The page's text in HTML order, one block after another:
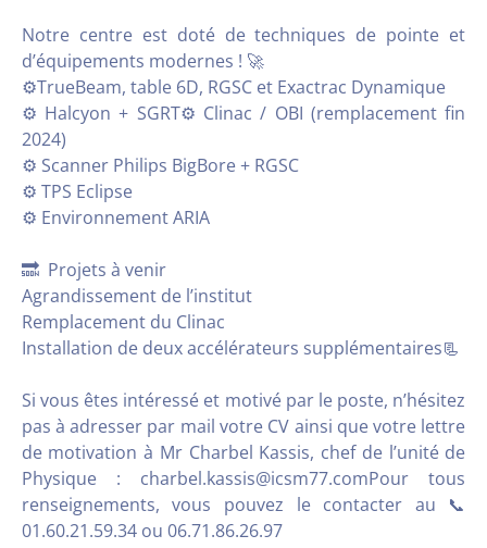
Notre centre est doté de techniques de pointe et
d’équipements modernes ! 🚀
⚙️TrueBeam, table 6D, RGSC et Exactrac Dynamique
⚙️ Halcyon + SGRT⚙️ Clinac / OBI (remplacement fin
2024)
⚙️ Scanner Philips BigBore + RGSC
⚙️ TPS Eclipse
⚙️ Environnement ARIA
🔜 Projets à venir
Agrandissement de l’institut
Remplacement du Clinac
Installation de deux accélérateurs supplémentaires📃
Si vous êtes intéressé et motivé par le poste, n’hésitez
pas à adresser par mail votre CV ainsi que votre lettre
de motivation à Mr Charbel Kassis, chef de l’unité de
Physique : charbel.kassis@icsm77.comPour tous
renseignements, vous pouvez le contacter au 📞
01.60.21.59.34 ou 06.71.86.26.97